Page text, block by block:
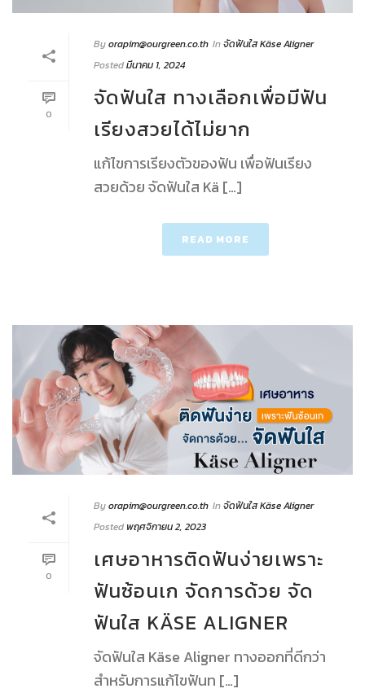
0
Byorapim@ourgreen.co.th Inจัดฟันใส Käse Aligner
Postedมีนาคม 1, 2024
จัดฟันใส ทางเลือกเพื่อมีฟัน
เรียงสวยได้ไม่ยาก
แก้ไขการเรียงตัวของฟัน เพื่อฟันเรียง
สวยด้วย จัดฟันใส Kä […]
READ MORE
0
Byorapim@ourgreen.co.th Inจัดฟันใส Käse Aligner
Posted พฤศจิกายน 2, 2023
เศษอาหารติดฟันง่ายเพราะ
ฟันซ้อนเก จัดการด้วย จัด
ฟันใส KÄSE ALIGNER
จัดฟันใส Käse Aligner ทางออกที่ดีกว่า
สำหรับการแก้ไขฟันท […]